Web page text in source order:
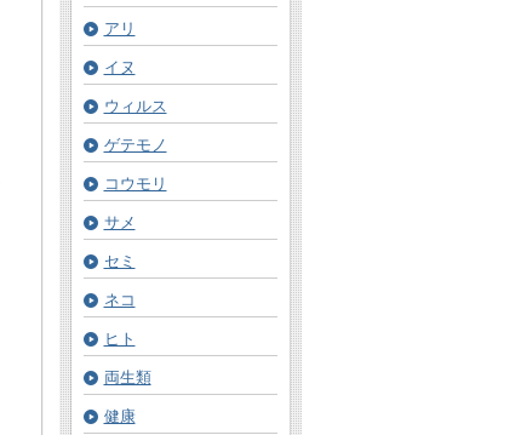
アリ
イヌ
ウィルス
ゲテモノ
コウモリ
サメ
セミ
ネコ
ヒト
両生類
健康